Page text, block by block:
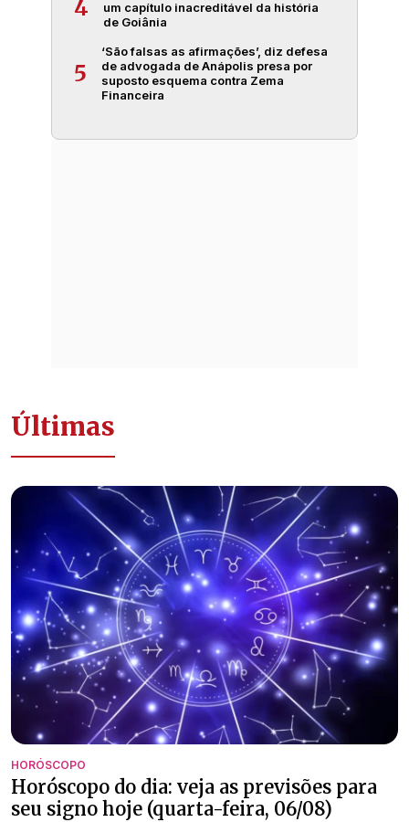
4
um capítulo inacreditável da história
de Goiânia
5
‘São falsas as afirmações’, diz defesa
de advogada de Anápolis presa por
suposto esquema contra Zema
Financeira
Últimas
HORÓSCOPO
Horóscopo do dia: veja as previsões para
seu signo hoje (quarta-feira, 06/08)